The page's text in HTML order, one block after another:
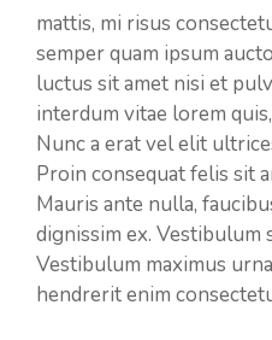
mattis, mi risus
semper quam ipsum
luctus sit amet nisi et
interdum vitae lorem
Nunc a erat vel elit
Proin consequat felis sit
Mauris ante nulla,
dignissim ex. Vestibulum
Vestibulum maximus
hendrerit enim